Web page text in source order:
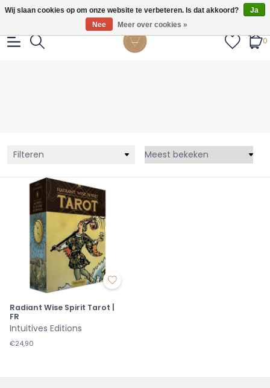
Gratis verzendig vanaf €55.
0
Filteren
Radiant Wise Spirit Tarot |
FR
Intuitives Editions
€24,90
Wij slaan cookies op om onze website te verbeteren. Is dat akkoord?
Ja
Nee
Meer over cookies »